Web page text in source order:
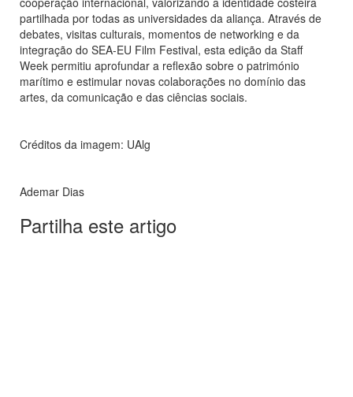
partilhada por todas as universidades da aliança. Através de
debates, visitas culturais, momentos de networking e da
integração do SEA-EU Film Festival, esta edição da Staff
Week permitiu aprofundar a reflexão sobre o património
marítimo e estimular novas colaborações no domínio das
artes, da comunicação e das ciências sociais.
Créditos da imagem: UAlg
Ademar Dias
Partilha este artigo